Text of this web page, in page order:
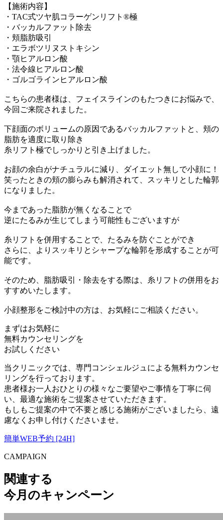
【施術内容】
・TAC式ツヤ肌コラーゲンリフト®極
・バッカルファット除去
・頬脂肪吸引
・エラボツリヌストキシン
・顎ヒアルロン酸
・法令線ヒアルロン酸
・ゴルゴラインヒアルロン酸
こちらの患者様は、フェイスラインのもたつきにお悩みで、
今回ご来院されました。
下顔面のボリュームの原因であるバッカルファットと、頬の
脂肪を適度に取り除き
糸リフト極でしっかりと引き上げました。
お顔の余白がナチュラルに減り、ダイエット無しで小顔に！
笑ったときの頬の膨らみも解消されて、スッキリとした輪郭
になりました。
今まであった脂肪が無くなることで
逆にたるみが生じてしまう可能性もございますが
糸リフトを併用することで、たるみを防ぐことができ
さらに、よりスッキリとシャープな輪郭を形成することが可
能です。
そのため、脂肪吸引・除去をする際は、糸リフトの併用をお
すすめいたします。
小顔整形をご検討中の方は、お気軽にご相談ください。
まずはお気軽に
無料カウンセリングを
お試しください
当クリニックでは、専門コンシェルジュによる無料カウンセ
リングを行っております。
患者様お一人おひとりの様々なご要望やご事情を丁寧に伺
い、最適な施術をご提案させていただきます。
もしもご提案の中で不要と感じる施術がございましたら、遠
慮なくお申し付けくださいませ。
簡単WEB予約 [24H]
CAMPAIGN
関連する
今月のキャンペーン